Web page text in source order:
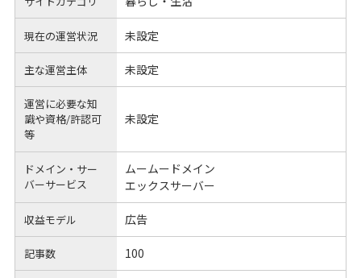
現在の運営状況 未設定
主な運営主体 未設定
運営に必要な知
識や資格/許認可
等
未設定
ドメイン・サー
バーサービス
ムームードメイン
エックスサーバー
収益モデル 広告
記事数 100